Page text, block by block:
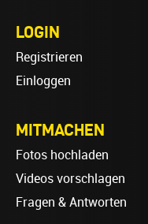
LOGIN
Registrieren
Einloggen
MITMACHEN
Fotos hochladen
Videos vorschlagen
Fragen & Antworten